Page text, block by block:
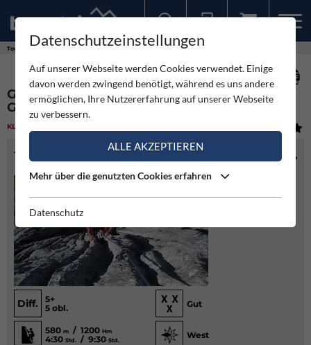
Touren
GOSAUSEETRIATHLON - HINTERER
GOSAUSEE
KLETTERN
TOURENINFO
Diff.
5+
5 obl.
Gut
580 m / 1200 Hm
4:30 Std. / 9:30 Std.
West
Datenschutzeinstellungen
Auf unserer Webseite werden Cookies verwendet. Einige
davon werden zwingend benötigt, während es uns andere
ermöglichen, Ihre Nutzererfahrung auf unserer Webseite
zu verbessern.
ALLE AKZEPTIEREN
Mehr über die genutzten Cookies erfahren
Datenschutz